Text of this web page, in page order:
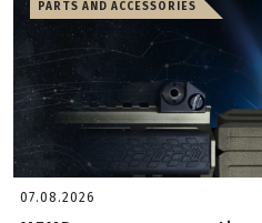
PARTS AND ACCESSORIES
07.08.2026